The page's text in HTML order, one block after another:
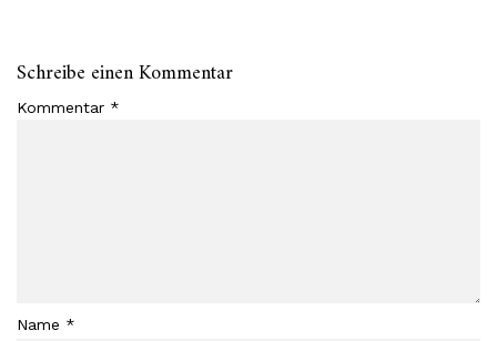
Schreibe einen Kommentar
Kommentar *
Name *